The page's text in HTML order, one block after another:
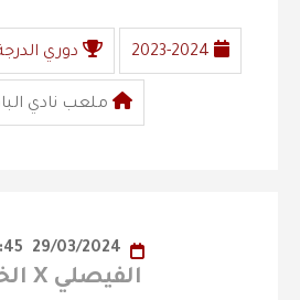
2023-2024 دوري
ملعب نادي
الفيصلي X الخلود